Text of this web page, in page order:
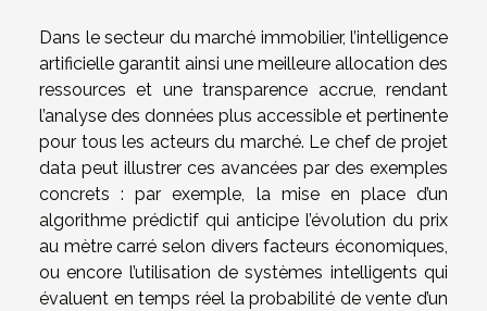
Dans le secteur du marché immobilier, l’intelligence
artificielle garantit ainsi une meilleure allocation des
ressources et une transparence accrue, rendant
l’analyse des données plus accessible et pertinente
pour tous les acteurs du marché. Le chef de projet
data peut illustrer ces avancées par des exemples
concrets : par exemple, la mise en place d’un
algorithme prédictif qui anticipe l’évolution du prix
au mètre carré selon divers facteurs économiques,
ou encore l’utilisation de systèmes intelligents qui
évaluent en temps réel la probabilité de vente d’un